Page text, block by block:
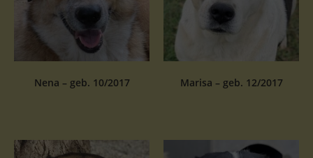
Nena – geb. 10/2017 Marisa – geb. 12/2017